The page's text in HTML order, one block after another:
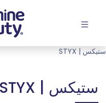
ستيكس | STYX
ستيكس | STYX